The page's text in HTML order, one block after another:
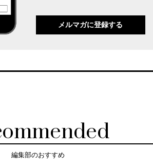
メルマガに登録する
編集部のおすすめ